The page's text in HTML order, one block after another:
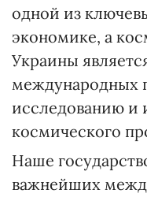
одной из
экономике, а
Украины
международных
исследованию и
космического
Наше
важнейших